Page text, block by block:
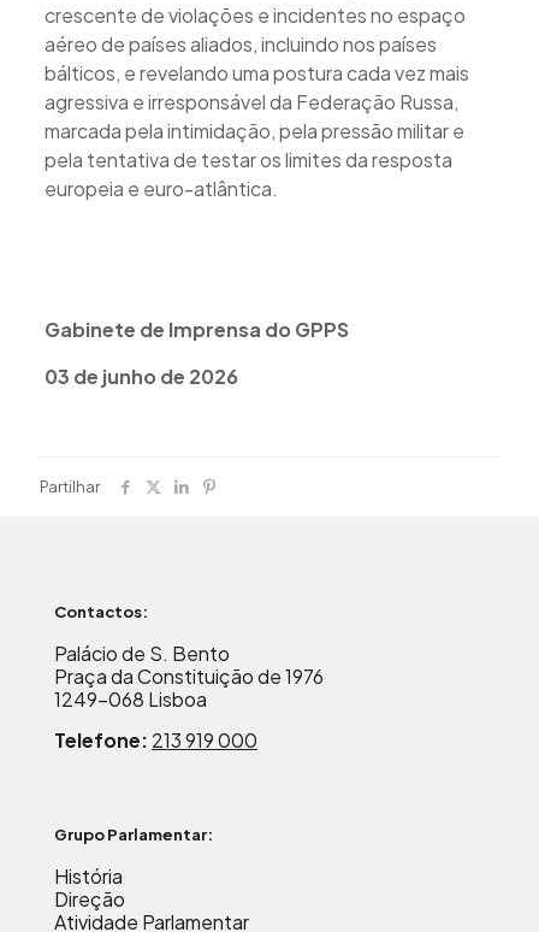
crescente de violações e incidentes no espaço
aéreo de países aliados, incluindo nos países
bálticos, e revelando uma postura cada vez mais
agressiva e irresponsável da Federação Russa,
marcada pela intimidação, pela pressão militar e
pela tentativa de testar os limites da resposta
europeia e euro-atlântica.
Gabinete de Imprensa do GPPS
03 de junho de 2026
Partilhar
Contactos:
Palácio de S. Bento
Praça da Constituição de 1976
1249-068 Lisboa
Telefone: 213 919 000
Grupo Parlamentar:
História
Direção
Atividade Parlamentar